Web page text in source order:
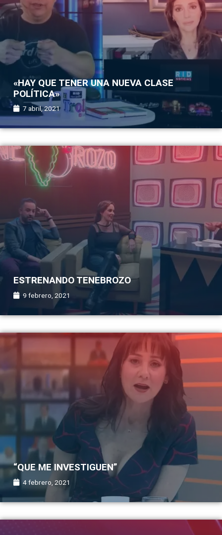
«HAY QUE TENER UNA NUEVA CLASE
POLÍTICA»
7 abril, 2021
ESTRENANDO TENEBROZO
9 febrero, 2021
“QUE ME INVESTIGUEN”
4 febrero, 2021